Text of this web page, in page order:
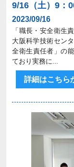
2023/09/16
9/16（土）9：
「職長・安全衛生
大阪科学技術セン
全衛生責任者」の
ており実務に...
詳細はこちら